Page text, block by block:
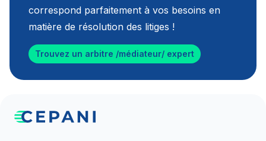
correspond parfaitement à vos besoins en
matière de résolution des litiges !
Trouvez un arbitre /médiateur/ expert